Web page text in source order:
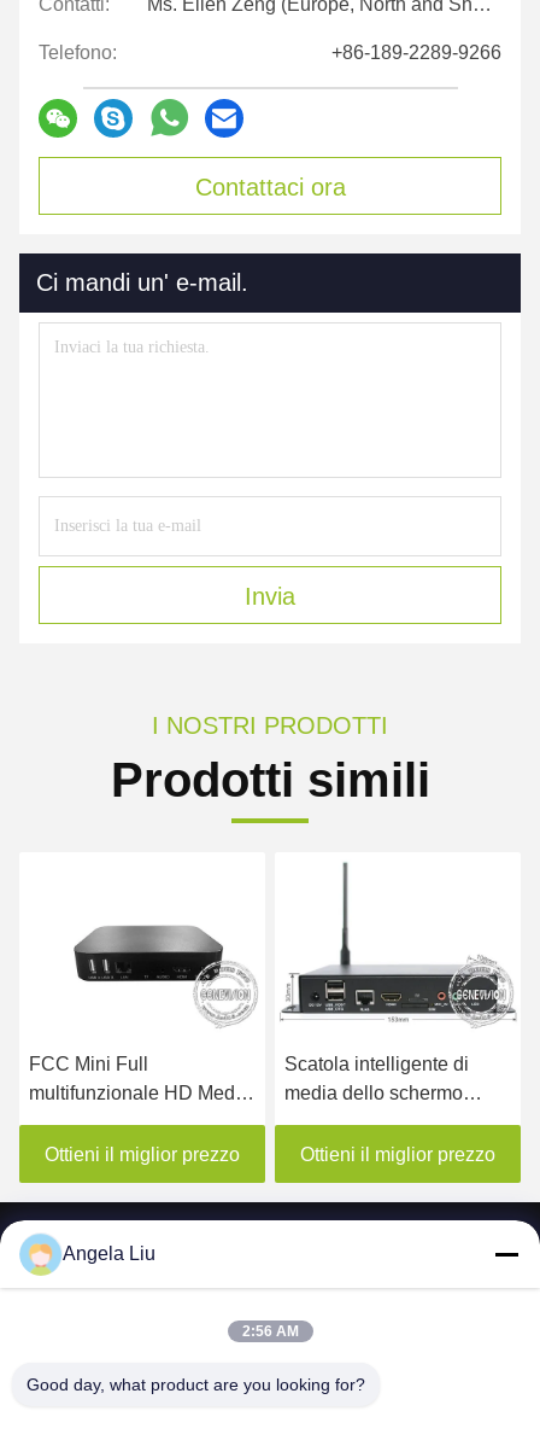
Telefono: +86-189-2289-9266
Contattaci ora
Ci mandi un' e-mail.
Invia
I NOSTRI PRODOTTI
Prodotti simili
FCC Mini Full
multifunzionale HD Media
Player 1080P
Ottieni il miglior prezzo
Scatola intelligente di
media dello schermo
diviso HDMI Android con
il CPU RK3399
Ottieni il miglior prezzo
LTD.
Angela Liu
2:56 AM
Good day, what product are you looking for?